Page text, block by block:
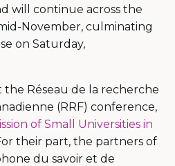
will continue across the
November, culminating
on Saturday,
the Réseau de la recherche
(RRF) conference,
of Small Universities in
their part, the partners of
du savoir et de